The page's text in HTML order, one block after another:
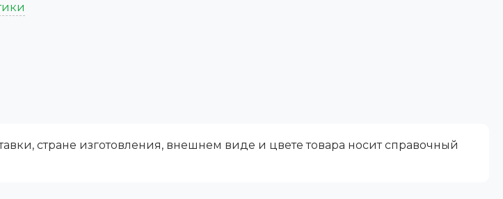
стране изготовления, внешнем виде и цвете товара носит справочный